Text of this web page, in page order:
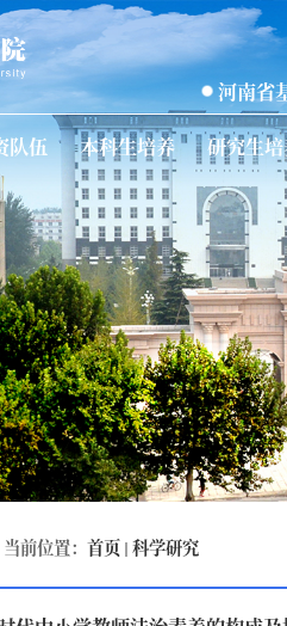
河南省
队伍 本科生培养 研究生培
当前位置：首页 科学研究